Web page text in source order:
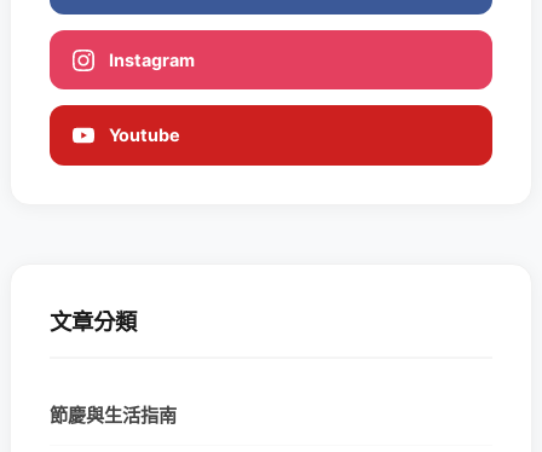
Instagram
Youtube
文章分類
節慶與生活指南